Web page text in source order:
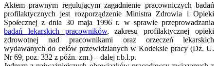
Aktem prawnym regulującym zagadnienie pracowniczych badań
profilaktycznych jest rozporządzenie Ministra Zdrowia i Opieki
Społecznej z dnia 30 maja 1996 r. w sprawie przeprowadzania
badań lekarskich pracowników, zakresu profilaktycznej opieki
zdrowotnej nad pracownikami oraz orzeczeń lekarskich
wydawanych do celów przewidzianych w Kodeksie pracy (Dz. U.
Nr 69, poz. 332 z późn. zm.) – dalej r.b.l.p.